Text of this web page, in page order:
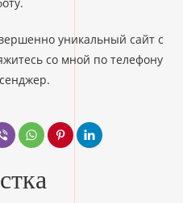
уникальный сайт с
со мной по телефону